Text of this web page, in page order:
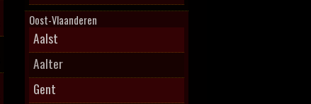
Oost-Vlaanderen
Aalst
Aalter
Gent